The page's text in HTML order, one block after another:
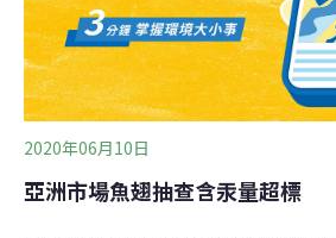
就從這隻黃魚鴞幼鳥開始。農地毒鳥
源主要有三——農藥、殺鼠藥、重金
代，為了增加作物收成，降低鳥禽對
2020年06月10日
亞洲市場魚翅抽查含汞量超標